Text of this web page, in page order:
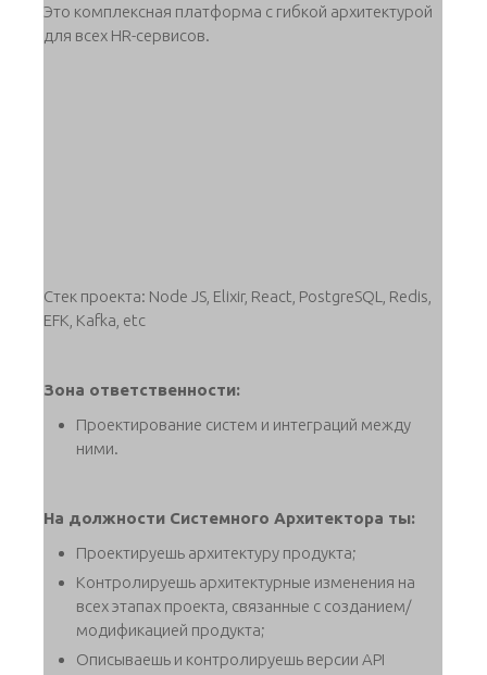
Это комплексная платформа с гибкой архитектурой
для всех HR-сервисов.
Стек проекта: Node JS, Elixir, React, PostgreSQL, Redis,
EFK, Kafka, etc
Зона ответственности:
Проектирование систем и интеграций между
ними.
На должности Системного Архитектора ты:
Проектируешь архитектуру продукта;
Контролируешь архитектурные изменения на
всех этапах проекта, связанные с созданием/
модификацией продукта;
Описываешь и контролируешь версии API